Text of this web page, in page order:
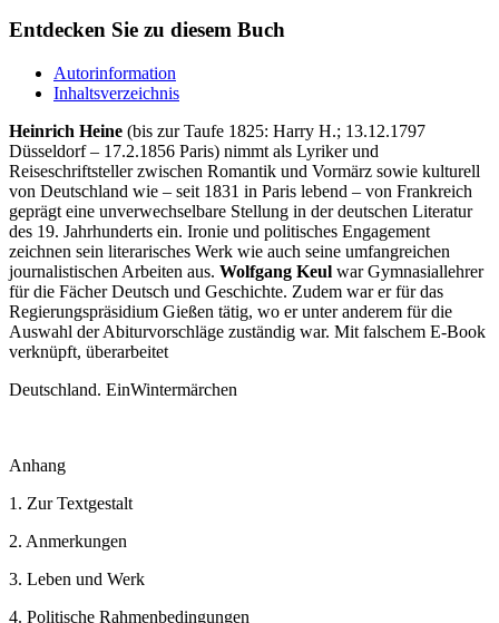
Entdecken Sie zu diesem Buch
Autorinformation
Inhaltsverzeichnis
Heinrich Heine (bis zur Taufe 1825: Harry H.; 13.12.1797
Düsseldorf – 17.2.1856 Paris) nimmt als Lyriker und
Reiseschriftsteller zwischen Romantik und Vormärz sowie kulturell
von Deutschland wie – seit 1831 in Paris lebend – von Frankreich
geprägt eine unverwechselbare Stellung in der deutschen Literatur
des 19. Jahrhunderts ein. Ironie und politisches Engagement
zeichnen sein literarisches Werk wie auch seine umfangreichen
journalistischen Arbeiten aus. Wolfgang Keul war Gymnasiallehrer
für die Fächer Deutsch und Geschichte. Zudem war er für das
Regierungspräsidium Gießen tätig, wo er unter anderem für die
Auswahl der Abiturvorschläge zuständig war. Mit falschem E-Book
verknüpft, überarbeitet
Deutschland. EinWintermärchen
Anhang
1. Zur Textgestalt
2. Anmerkungen
3. Leben und Werk
4. Politische Rahmenbedingungen